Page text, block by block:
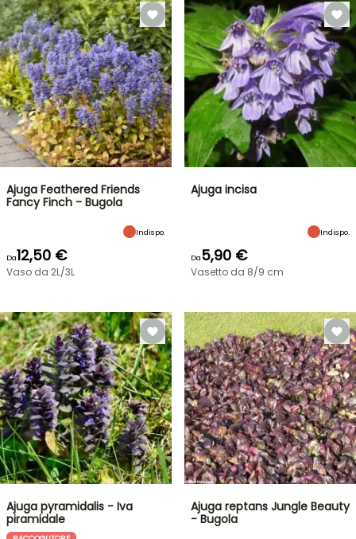
Ajuga Feathered Friends
Fancy Finch - Bugola
Indispo.
Da12,50 €
Vaso da 2L/3L
Ajuga incisa
Indispo.
Da5,90 €
Vasetto da 8/9 cm
Ajuga pyramidalis - Iva
piramidale
Ajuga reptans Jungle Beauty
- Bugola